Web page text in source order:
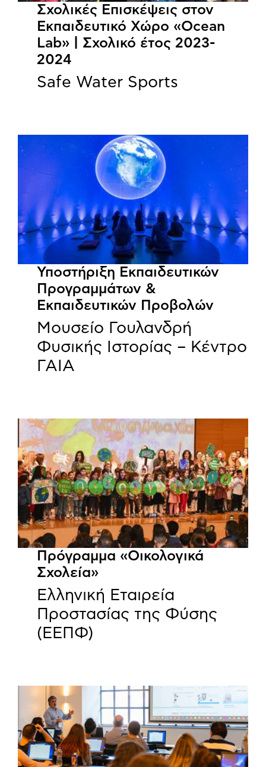
Σχολικές Επισκέψεις στον
Εκπαιδευτικό Χώρο «Ocean
Lab» | Σχολικό έτος 2023-
2024
Safe Water Sports
Υποστήριξη Εκπαιδευτικών
Προγραμμάτων &
Εκπαιδευτικών Προβολών
Μουσείο Γουλανδρή
Φυσικής Ιστορίας – Κέντρο
ΓΑΙΑ
Πρόγραμμα «Οικολογικά
Σχολεία»
Ελληνική Εταιρεία
Προστασίας της Φύσης
(ΕΕΠΦ)